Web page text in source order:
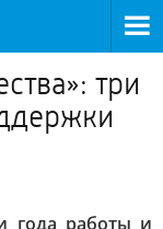
три
года работы и